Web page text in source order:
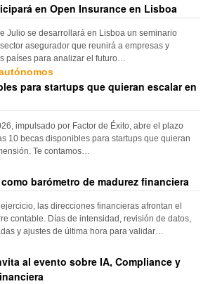
en Open Insurance en Lisboa
Julio se desarrollará en Lisboa un seminario
asegurador que reunirá a empresas y
países para analizar el futuro…
para startups que quieran escalar en
impulsado por Factor de Éxito, abre el plazo
10 becas disponibles para startups que quieran
Te contamos…
barómetro de madurez financiera
las direcciones financieras afrontan el
contable. Días de intensidad, revisión de datos,
y ajustes de última hora para validar…
al evento sobre IA, Compliance y